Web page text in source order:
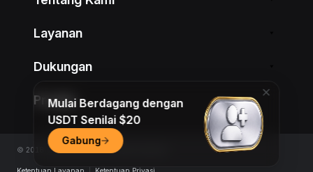
Layanan
Dukungan
Produk
© 2018-2026 Bybit.com. All rights reserved.
Mulai Berdagang dengan
USDT Senilai $20
Gabung